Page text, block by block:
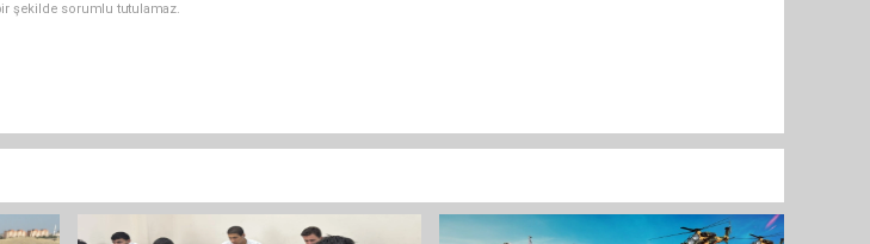
şekilde sorumlu tutulamaz.